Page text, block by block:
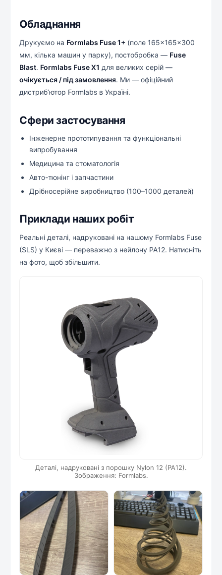
Обладнання
Друкуємо на Formlabs Fuse 1+ (поле 165×165×300
мм, кілька машин у парку), постобробка — Fuse
Blast. Formlabs Fuse X1 для великих серій —
очікується / під замовлення. Ми — офіційний
дистриб’ютор Formlabs в Україні.
Сфери застосування
Інженерне прототипування та функціональні
випробування
Медицина та стоматологія
Авто-тюнінг і запчастини
Дрібносерійне виробництво (100–1000 деталей)
Приклади наших робіт
Реальні деталі, надруковані на нашому Formlabs Fuse
(SLS) у Києві — переважно з нейлону PA12. Натисніть
на фото, щоб збільшити.
Деталі, надруковані з порошку Nylon 12 (PA12).
Зображення: Formlabs.